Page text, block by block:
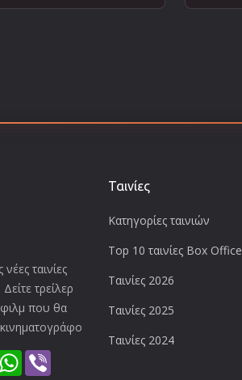
ταινίες
τρείλερ
φιλμ που θα
WhatsApp
Ταινίες
Κατηγορίες ταινιών
Top 10 ταινίες Box Office
Ταινίες 2026
Ταινίες 2025
Ταινίες 2024